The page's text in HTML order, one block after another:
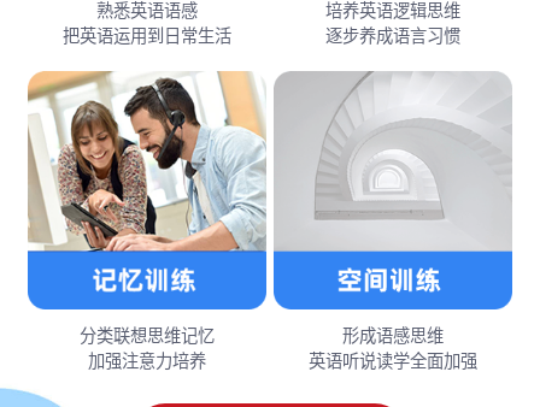
熟悉英语语感
把英语运用到日常生活
培养英语逻辑思维
逐步养成语言习惯
分类联想思维记忆
加强注意力培养
形成语感思维
英语听说读学全面加强